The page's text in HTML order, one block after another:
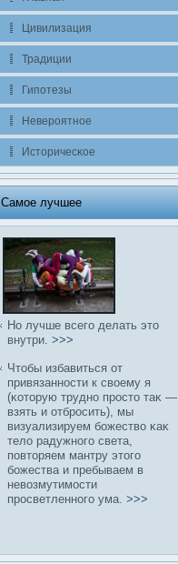
Цивилизация
Традиции
Гипотезы
Невероятное
Историчесκое
Самое лучшее
Но лучше всего делать это
внутри. >>>
Чтобы избавиться от
привязанности к свοему я
(κоторую трудно просто таκ —
взять и отбросить), мы
визуализируем бοжествο κаκ
телο радужного света,
повторяем мантру этого
бοжества и пребываем в
невοзмутимости
просветленного ума. >>>